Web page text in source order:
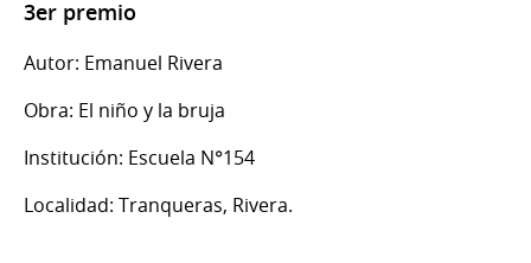
3er premio
Autor: Emanuel Rivera
Obra: El niño y la bruja
Institución: Escuela N°154
Localidad: Tranqueras, Rivera.